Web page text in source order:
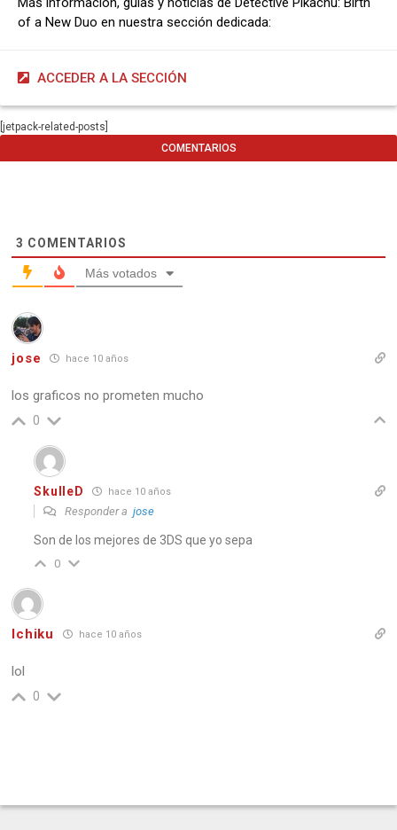
of a New Duo en nuestra sección dedicada:
ACCEDER A LA SECCIÓN
[jetpack-related-posts]
COMENTARIOS
3 COMENTARIOS
Más votados
jose hace 10 años
los graficos no prometen mucho
0
SkulleD hace 10 años
Responder ajose
Son de los mejores de 3DS que yo sepa
0
Ichiku hace 10 años
lol
0